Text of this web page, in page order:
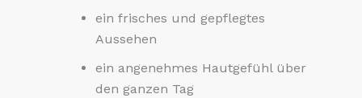
ein frisches und gepflegtes
Aussehen
ein angenehmes Hautgefühl über
den ganzen Tag